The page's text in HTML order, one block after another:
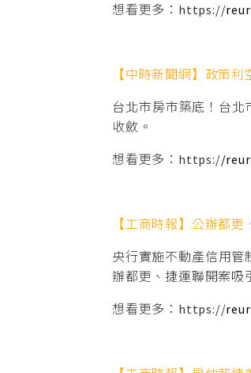
想看更多：https://
【中時新聞網】政策
台北市房市築底！台北
收斂。
想看更多：https://
【工商時報】公辦都
央行實施不動產信用
辦都更、捷運聯開案吸
想看更多：https://